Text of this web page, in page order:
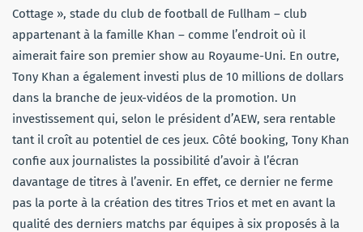
Cottage », stade du club de football de Fullham – club
appartenant à la famille Khan – comme l’endroit où il
aimerait faire son premier show au Royaume-Uni. En outre,
Tony Khan a également investi plus de 10 millions de dollars
dans la branche de jeux-vidéos de la promotion. Un
investissement qui, selon le président d’AEW, sera rentable
tant il croît au potentiel de ces jeux. Côté booking, Tony Khan
confie aux journalistes la possibilité d’avoir à l’écran
davantage de titres à l’avenir. En effet, ce dernier ne ferme
pas la porte à la création des titres Trios et met en avant la
qualité des derniers matchs par équipes à six proposés à la